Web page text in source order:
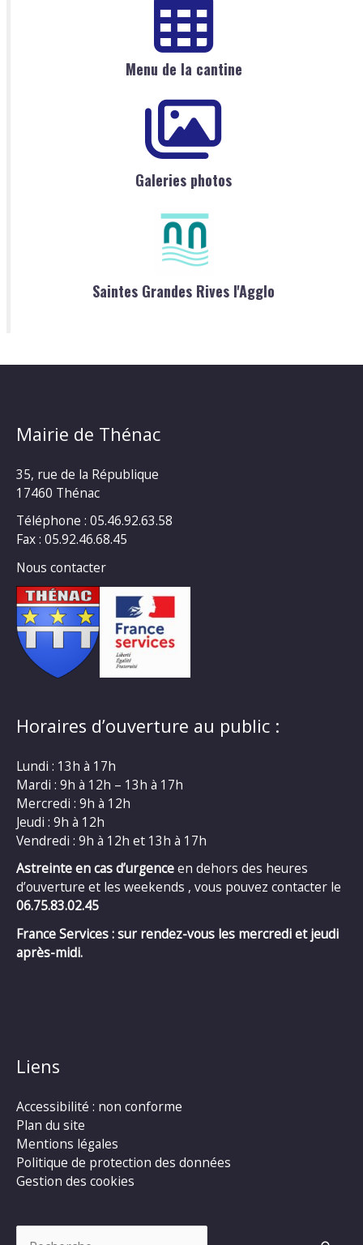
Menu de la cantine
Galeries photos
Saintes Grandes Rives l'Agglo
Mairie de Thénac
35, rue de la République
17460 Thénac
Téléphone : 05.46.92.63.58
Fax : 05.92.46.68.45
Nous contacter
Horaires d’ouverture au public :
Lundi : 13h à 17h
Mardi : 9h à 12h – 13h à 17h
Mercredi : 9h à 12h
Jeudi : 9h à 12h
Vendredi : 9h à 12h et 13h à 17h
Astreinte en cas d’urgenceen dehors des heures
d’ouverture et les weekends , vous pouvez contacter le
06.75.83.02.45
France Services : sur rendez-vous les mercredi et jeudi
après-midi.
Liens
Accessibilité : non conforme
Plan du site
Mentions légales
Politique de protection des données
Gestion des cookies